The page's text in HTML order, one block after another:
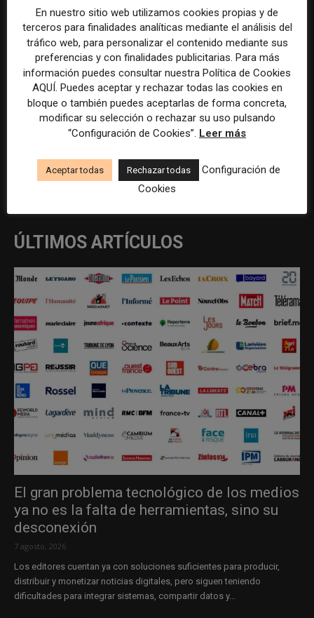
Previous article
Beca de Periodismo
Next article
Redactores web en Bilbao
REDACCIÓN
ÚLTIMOS ARTÍCULOS
El gran problema tecnológico de los medios
ya no es la falta de herramientas, sino su
desconexión
7 agosto, 2026
Los editores cuentan ya con soluciones suficientes para producir,
distribuir y monetizar noticias digitales, pero siguen teniendo
dificultades para integrar sistemas, compartir datos y...
En nuestro sitio web utilizamos cookies propias y de
terceros para finalidades analíticas mediante el análisis del
tráfico web, para personalizar el contenido mediante sus
preferencias y con finalidades publicitarias. Para más
información puedes consultar nuestra Política de Cookies
AQUÍ. Puedes aceptar y rechazar todas las cookies en
bloque o también puedes aceptarlas de forma concreta,
modificar su selección o rechazar su uso pulsando
“Configuración de Cookies”. Leer más
Aceptar todas Rechazar todas
Configuración de
Cookies